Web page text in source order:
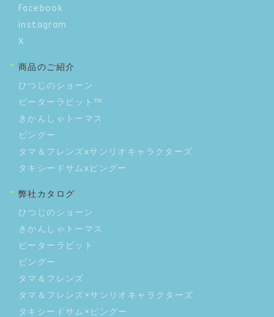
Facebook
instagram
X
商品のご紹介
ひつじのショーン
ピーターラビット™
きかんしゃトーマス
ピングー
タマ＆フレンズxサンリオキャラクターズ
タキシードサムxピングー
弊社カタログ
ひつじのショーン
きかんしゃトーマス
ピーターラビット
ピングー
タマ＆フレンズ
タマ＆フレンズ×サンリオキャラクターズ
タキシードサム×ピングー